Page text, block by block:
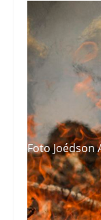
Foto Joédson